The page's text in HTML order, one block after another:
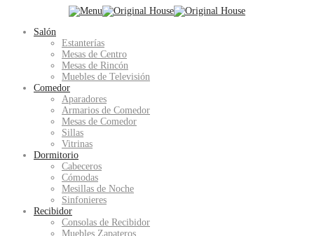
Salón
Estanterías
Mesas de Centro
Mesas de Rincón
Muebles de Televisión
Comedor
Aparadores
Armarios de Comedor
Mesas de Comedor
Sillas
Vitrinas
Dormitorio
Cabeceros
Cómodas
Mesillas de Noche
Sinfonieres
Recibidor
Consolas de Recibidor
Muebles Zapateros